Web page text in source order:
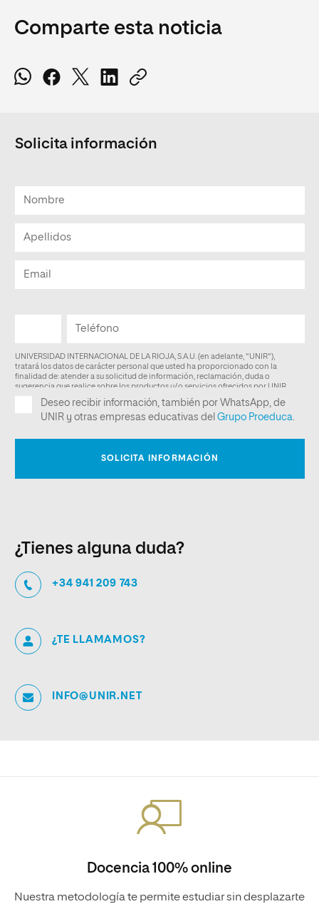
Comparte esta noticia
Solicita información
¿Tienes alguna duda?
+34 941 209 743
¿TE LLAMAMOS?
INFO@UNIR.NET
Docencia 100% online
Nuestra metodología te permite estudiar sin desplazarte